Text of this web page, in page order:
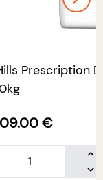
Prescription
€